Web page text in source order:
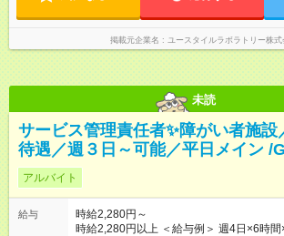
掲載元企業名 ユースタイルラボラトリー株式
未読
サービス管理責任者✨障がい者施設
待遇／週３日～可能／平日メイン /
アルバイト
給与
時給2,280円～
時給2,280円以上 ＜給与例＞ 週4日×6時間×2,280円＝約218,000